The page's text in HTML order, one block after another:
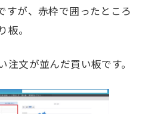
すが、赤枠で囲ったところ
。
文が並んだ買い板です。